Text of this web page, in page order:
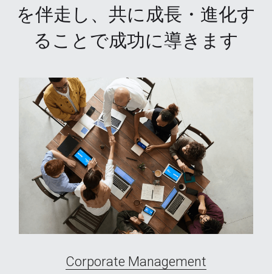
を伴走し、共に成長・進化す
ることで成功に導きます
Corporate Management